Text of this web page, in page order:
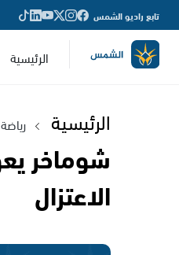
تابع راديو الشمس
الرئيسية
الرئيسية رياضة
الاعتزال